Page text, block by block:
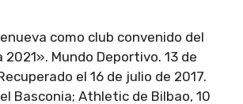
como club convenido del
Mundo Deportivo. 13 de
el 16 de julio de 2017.
Basconia; Athletic de Bilbao, 10